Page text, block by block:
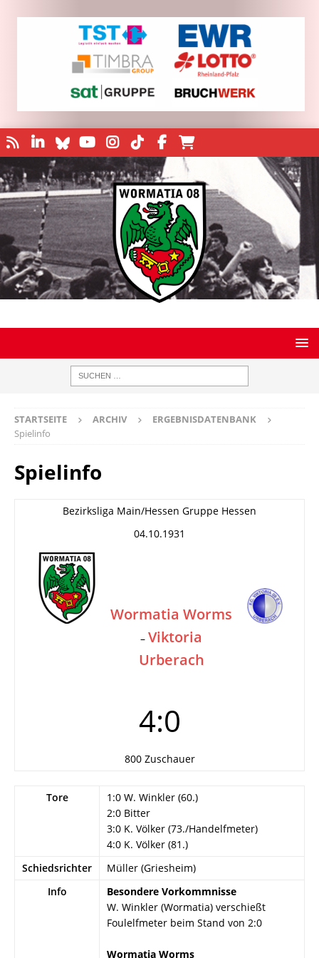
STARTSEITE ARCHIV
ERGEBNISDATENBANK
Spielinfo
Spielinfo
Bezirksliga Main/Hessen Gruppe Hessen
04.10.1931
Wormatia Worms
– Viktoria
Urberach
4:0
800 Zuschauer
Tore
1:0 W. Winkler (60.)
2:0 Bitter
3:0 K. Völker (73./Handelfmeter)
4:0 K. Völker (81.)
Schiedsrichter
Müller (Griesheim)
Info
Besondere Vorkommnisse
W. Winkler (Wormatia) verschießt
Foulelfmeter beim Stand von 2:0
Wormatia Worms